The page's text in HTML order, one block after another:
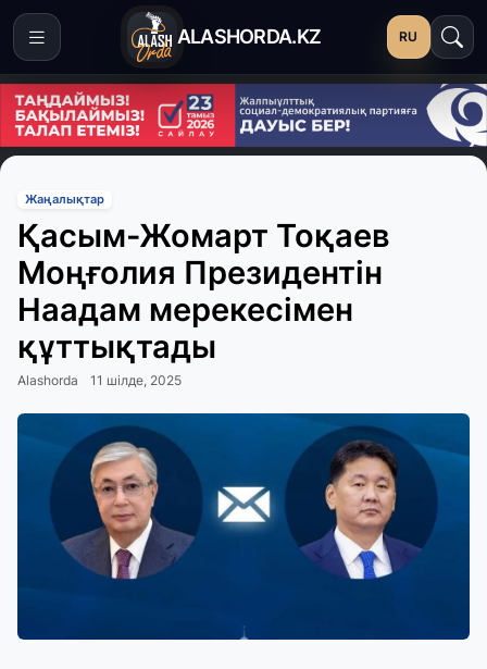
ALASHORDA.KZ RU
Жаңалықтар
Қасым-Жомарт Тоқаев
Моңғолия Президентін
Наадам мерекесімен
құттықтады
Alashorda 11 шілде, 2025